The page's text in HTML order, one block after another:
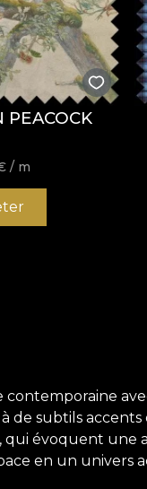
PEACOCK
/ m
subtils
évoquent une
en un univers